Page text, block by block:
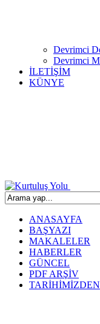
Devrimci
Devrimci
İLETİŞİM
KÜNYE
ANASAYFA
BAŞYAZI
MAKALELER
HABERLER
GÜNCEL
PDF ARŞİV
TARİHİMİZDEN